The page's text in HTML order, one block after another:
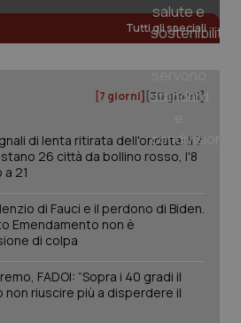
Tutti gli speciali
[7 giorni] [30 giorni]
di lenta ritirata dell'ondata: il 7
26 città da bollino rosso, l'8
21
di Fauci e il perdono di Biden.
Emendamento non è
di colpa
FADOI: “Sopra i 40 gradi il
non riuscire più a disperdere il
Statistici Marketing
contribuiscono a rendere fruibile il
sito web non è in grado di
senza questi cookie.
YouTube